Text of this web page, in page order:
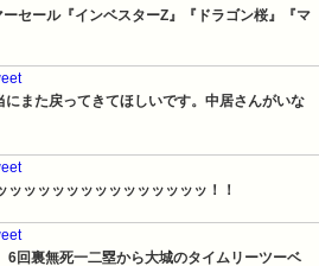
ーセール『インベスターZ』『ドラゴン桜』『マ
また戻ってきてほしいです。中居さんがいな
ッッッッッッッッッッッッッッ！！
6回裏無死一二塁から大城のタイムリーツーベ